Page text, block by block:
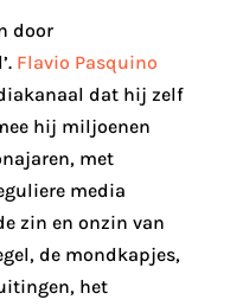
door
Flavio Pasquino
dat hij zelf
hij miljoenen
met
media
zin en onzin van
de mondkapjes,
het